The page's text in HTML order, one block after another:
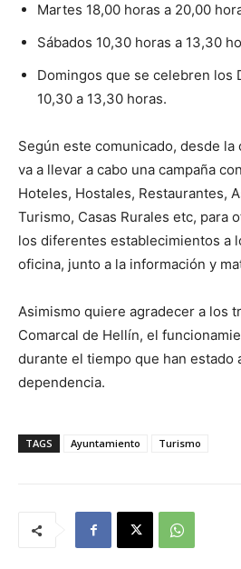
Martes 18,00 horas a 20,00
Sábados 10,30 horas a 13,30
Domingos que se celebren los
10,30 a 13,30 horas.
Según este comunicado, desde la
va a llevar a cabo una campaña
Hoteles, Hostales, Restaurantes,
Turismo, Casas Rurales etc, para
los diferentes establecimientos a
oficina, junto a la información y
Asimismo quiere agradecer a los
Comarcal de Hellín, el
durante el tiempo que han estado
dependencia.
TAGS Ayuntamiento Turismo